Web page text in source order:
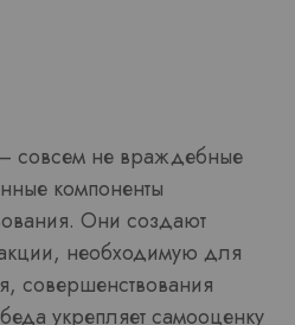
совсем не враждебные
компоненты
Они создают
необходимую для
совершенствования
укрепляет самооценку